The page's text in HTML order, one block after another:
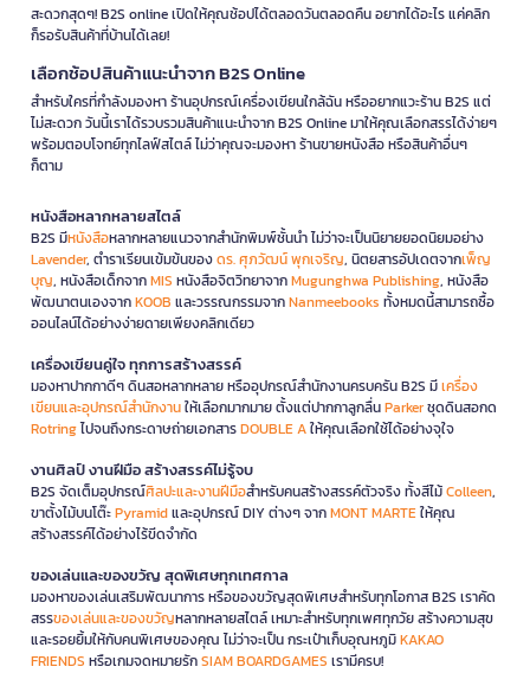
สะดวกสุดๆ! B2S online เปิดให้คุณช้อปได้ตลอดวันตลอดคืน อยากได้อะไร แค่คลิก
ก็รอรับสินค้าที่บ้านได้เลย!
เลือกช้อปสินค้าแนะนำจาก B2S Online
สำหรับใครที่กำลังมองหา ร้านอุปกรณ์เครื่องเขียนใกล้ฉัน หรืออยากแวะร้าน B2S แต่
ไม่สะดวก วันนี้เราได้รวบรวมสินค้าแนะนำจาก B2S Online มาให้คุณเลือกสรรได้ง่ายๆ
พร้อมตอบโจทย์ทุกไลฟ์สไตล์ ไม่ว่าคุณจะมองหา ร้านขายหนังสือ หรือสินค้าอื่นๆ
ก็ตาม
หนังสือหลากหลายสไตล์
B2S มีหนังสือหลากหลายแนวจากสำนักพิมพ์ชั้นนำ ไม่ว่าจะเป็นนิยายยอดนิยมอย่าง
Lavender, ตำราเรียนเข้มข้นของดร. ศุภวัฒน์ พุกเจริญ, นิตยสารอัปเดตจากเพ็ญ
บุญ, หนังสือเด็กจากMIS หนังสือจิตวิทยาจากMugunghwa Publishing, หนังสือ
พัฒนาตนเองจากKOOB และวรรณกรรมจากNanmeebooks ทั้งหมดนี้สามารถซื้อ
ออนไลน์ได้อย่างง่ายดายเพียงคลิกเดียว
เครื่องเขียนคู่ใจ ทุกการสร้างสรรค์
มองหาปากกาดีๆ ดินสอหลากหลาย หรืออุปกรณ์สำนักงานครบครัน B2S มีเครื่อง
เขียนและอุปกรณ์สำนักงานให้เลือกมากมาย ตั้งแต่ปากกาลูกลื่นParkerชุดดินสอกด
Rotringไปจนถึงกระดาษถ่ายเอกสารDOUBLE Aให้คุณเลือกใช้ได้อย่างจุใจ
งานศิลป์ งานฝีมือ สร้างสรรค์ไม่รู้จบ
B2S จัดเต็มอุปกรณ์ศิลปะและงานฝีมือสำหรับคนสร้างสรรค์ตัวจริง ทั้งสีไม้Colleen,
ขาตั้งไม้บนโต๊ะPyramidและอุปกรณ์ DIY ต่างๆ จากMONT MARTEให้คุณ
สร้างสรรค์ได้อย่างไร้ขีดจำกัด
ของเล่นและของขวัญ สุดพิเศษทุกเทศกาล
มองหาของเล่นเสริมพัฒนาการ หรือของขวัญสุดพิเศษสำหรับทุกโอกาส B2S เราคัด
สรรของเล่นและของขวัญหลากหลายสไตล์ เหมาะสำหรับทุกเพศทุกวัย สร้างความสุข
และรอยยิ้มให้กับคนพิเศษของคุณ ไม่ว่าจะเป็น กระเป๋าเก็บอุณหภูมิKAKAO
FRIENDS หรือเกมจดหมายรักSIAM BOARDGAMES เรามีครบ!